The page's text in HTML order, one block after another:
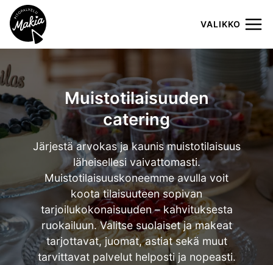
Siirry
sisältöön
VALIKKO
Muistotilaisuuden
catering
Järjestä arvokas ja kaunis muistotilaisuus
läheisellesi vaivattomasti.
Muistotilaisuuskoneemme avulla voit
koota tilaisuuteen sopivan
tarjoilukokonaisuuden – kahvituksesta
ruokailuun. Valitse suolaiset ja makeat
tarjottavat, juomat, astiat sekä muut
tarvittavat palvelut helposti ja nopeasti.